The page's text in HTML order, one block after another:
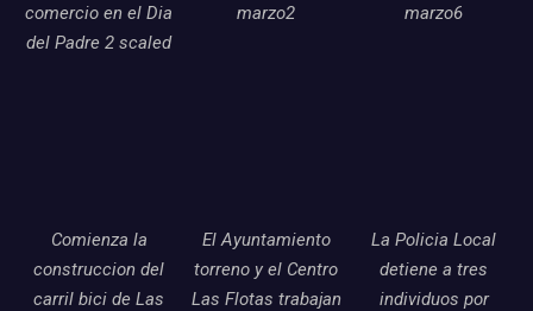
comercio en el Dia
del Padre 2 scaled
marzo2
marzo6
Comienza la
construccion del
carril bici de Las
El Ayuntamiento
torreno y el Centro
Las Flotas trabajan
La Policia Local
detiene a tres
individuos por